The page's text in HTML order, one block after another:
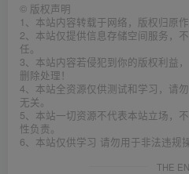
© 版权声明
1、本站内容转载于网络，版权归原作
2、本站仅提供信息存储空间服务，
任。
3、本站内容若侵犯到你的版权利益
删除处理！
4、本站全资源仅供测试和学习，请
无关。
5、本站一切资源不代表本站立场，
性负责。
6、本站仅供学习 请勿用于非法违规
THE